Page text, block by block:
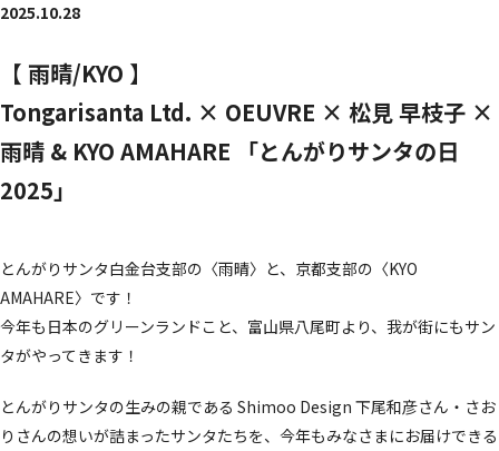
2025.10.28
【 雨晴/KYO 】
Tongarisanta Ltd. × OEUVRE × 松見 早枝子 ×
雨晴 & KYO AMAHARE 「とんがりサンタの日
2025」
とんがりサンタ白金台支部の〈雨晴〉と、京都支部の〈KYO
AMAHARE〉です！
今年も日本のグリーンランドこと、富山県八尾町より、我が街にもサン
タがやってきます！
とんがりサンタの生みの親である Shimoo Design 下尾和彦さん・さお
りさんの想いが詰まったサンタたちを、今年もみなさまにお届けできる